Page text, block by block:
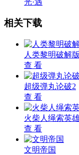
相关下载
人类黎明破解
查 看
超级弹丸论破2
查 看
火柴人绳索英
查 看
文明帝国